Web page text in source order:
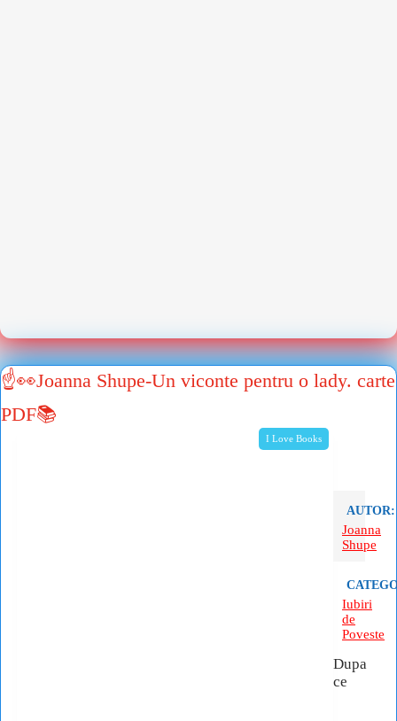
I Love Books
☝👀Joanna Shupe-Un viconte pentru o lady. carte
PDF📚
AUTOR:
Joanna
Shupe
Iubiri
de
Poveste
Dupa
ce